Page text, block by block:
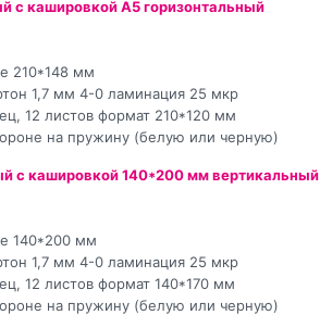
с кашировкой А5 горизонтальный
210*148 мм
1,7 мм 4-0 ламинация 25 мкр
12 листов формат 210*120 мм
на пружину (белую или черную)
с кашировкой 140*200 мм вертикальный
140*200 мм
1,7 мм 4-0 ламинация 25 мкр
12 листов формат 140*170 мм
на пружину (белую или черную)